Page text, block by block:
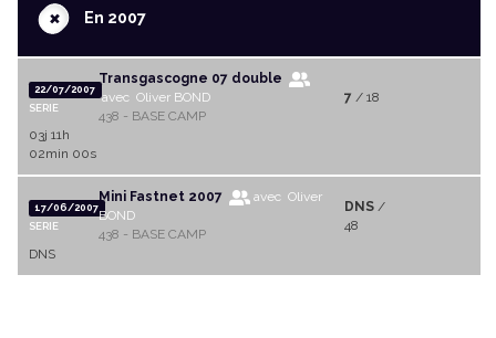
+En 2007
22/07/2007
SERIE
Transgascogne 07 double
avec Oliver BOND
438 - BASE CAMP
7 / 18
03j 11h
02min 00s
17/06/2007
SERIE
Mini Fastnet 2007
avec Oliver
BOND
438 - BASE CAMP
DNS/
48
DNS